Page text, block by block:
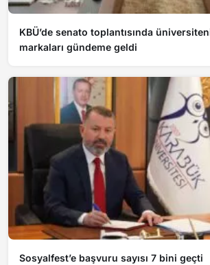
KBÜ’de senato toplantısında
markaları gündeme geldi
Sosyalfest’e başvuru sayısı 7 bini geçti